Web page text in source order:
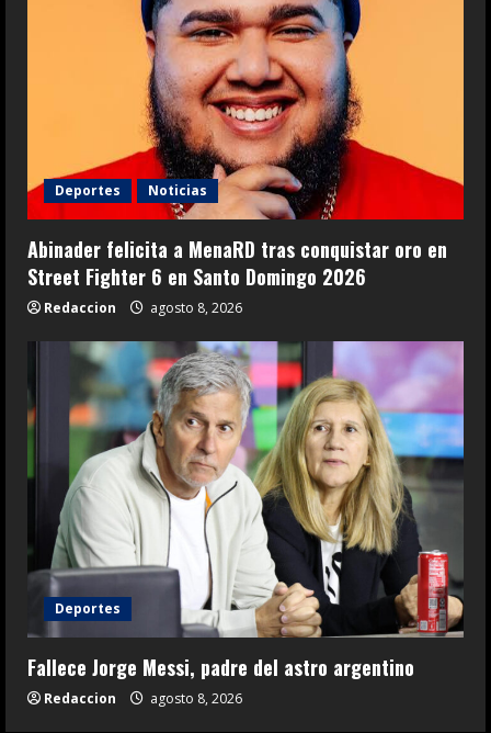
Deportes Noticias
Abinader felicita a MenaRD tras conquistar oro en
Street Fighter 6 en Santo Domingo 2026
Redaccion agosto 8, 2026
Deportes
Fallece Jorge Messi, padre del astro argentino
Redaccion agosto 8, 2026